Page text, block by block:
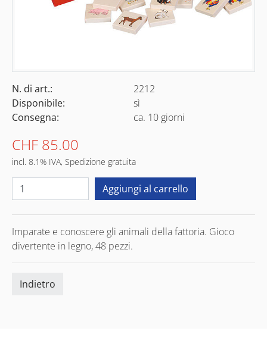
N. di art.:
2212
Disponibile:
sì
Consegna:
ca. 10 giorni
CHF 85.00
incl. 8.1% IVA, Spedizione gratuita
Imparate e conoscere gli animali della fattoria. Gioco
divertente in legno, 48 pezzi.
Indietro